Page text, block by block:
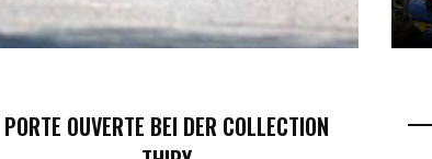
PORTE OUVERTE BEI DER COLLECTION